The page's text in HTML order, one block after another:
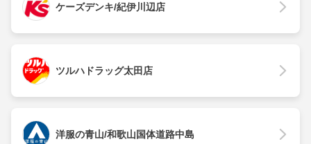
ケーズデンキ/紀伊川辺店
ツルハドラッグ太田店
洋服の青山/和歌山国体道路中島